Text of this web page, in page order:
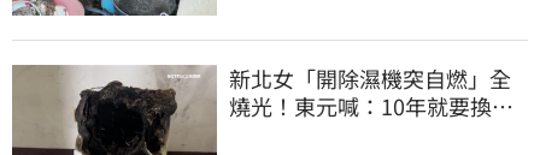
新北女「開除濕機突自燃」全
燒光！東元喊：10年就要換